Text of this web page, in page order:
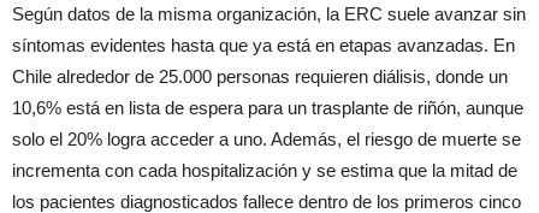
Según datos de la misma organización, la ERC suele avanzar sin
síntomas evidentes hasta que ya está en etapas avanzadas. En
Chile alrededor de 25.000 personas requieren diálisis, donde un
10,6% está en lista de espera para un trasplante de riñón, aunque
solo el 20% logra acceder a uno. Además, el riesgo de muerte se
incrementa con cada hospitalización y se estima que la mitad de
los pacientes diagnosticados fallece dentro de los primeros cinco